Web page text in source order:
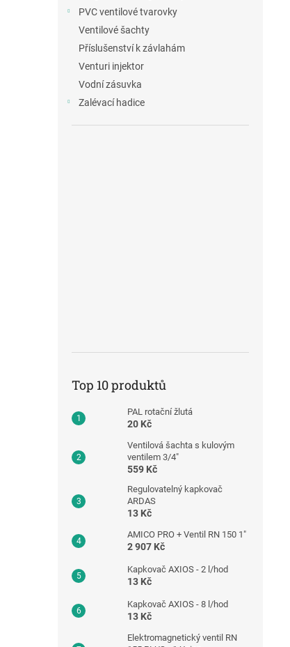
PVC ventilové tvarovky
Ventilové šachty
Příslušenství k závlahám
Venturi injektor
Vodní zásuvka
Zalévací hadice
Top 10 produktů
PAL rotační žlutá
20 Kč
Ventilová šachta s kulovým
ventilem 3/4"
559 Kč
Regulovatelný kapkovač
ARDAS
13 Kč
AMICO PRO + Ventil RN 150 1"
2 907 Kč
Kapkovač AXIOS - 2 l/hod
13 Kč
Kapkovač AXIOS - 8 l/hod
13 Kč
Elektromagnetický ventil RN